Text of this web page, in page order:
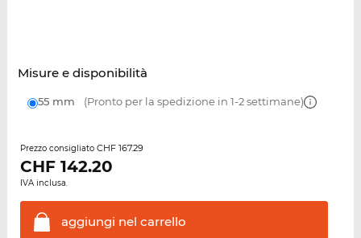
Misure e disponibilità
55 mm (Pronto per la spedizione in 1-2 settimane)
Prezzo consigliato CHF 167.29
CHF 142.20
IVA inclusa.
aggiungi nel carrello